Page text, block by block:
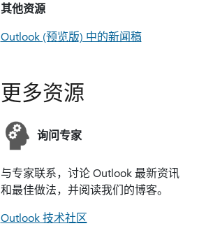
其他资源
Outlook (预览版) 中的新闻稿
更多资源
询问专家
与专家联系，讨论 Outlook 最新资讯
和最佳做法，并阅读我们的博客。
Outlook 技术社区